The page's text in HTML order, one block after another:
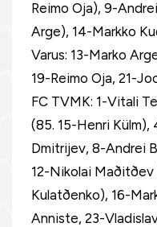
Reimo Oja), 9-
Arge), 14-Markko
Varus: 13-Marko
19-Reimo Oja, 21-
FC TVMK: 1-Vitali
(85. 15-Henri
Dmitrijev, 8-Andrei
12-Nikolai Maðitðev
Kulatðenko), 16-
Anniste, 23-